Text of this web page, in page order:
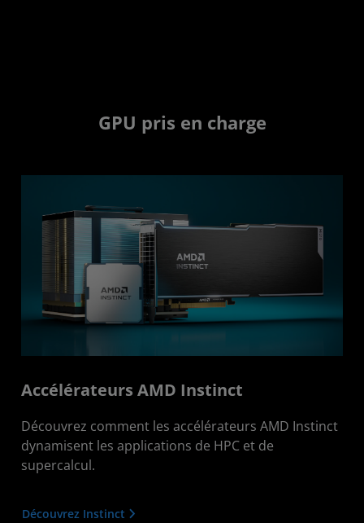
GPU pris en charge
Accélérateurs AMD Instinct
Découvrez comment les accélérateurs AMD Instinct
dynamisent les applications de HPC et de
supercalcul.
Découvrez Instinct